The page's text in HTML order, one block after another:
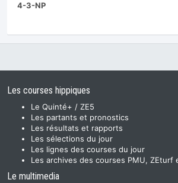
4-3-NP
Les courses hippiques
Le Quinté+ / ZE5
Les partants et pronostics
Les résultats et rapports
Les sélections du jour
Les lignes des courses du jour
Les archives des courses PMU, ZEturf
Le multimedia